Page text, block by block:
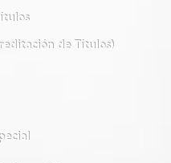
de Títulos)